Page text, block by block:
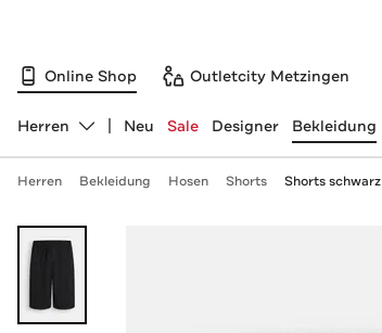
Online Shop Outletcity Metzingen
Abteilung ändern, ausgewählt:
Herren Neu Sale Designer Bekleidung
Herren Bekleidung Hosen Shorts Shorts schwarz